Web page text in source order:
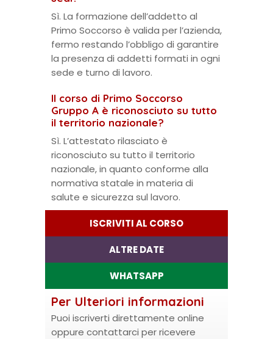
Sì. La formazione dell’addetto al
Primo Soccorso è valida per l’azienda,
fermo restando l’obbligo di garantire
la presenza di addetti formati in ogni
sede e turno di lavoro.
Il corso di Primo Soccorso
Gruppo A è riconosciuto su tutto
il territorio nazionale?
Sì. L’attestato rilasciato è
riconosciuto su tutto il territorio
nazionale, in quanto conforme alla
normativa statale in materia di
salute e sicurezza sul lavoro.
ISCRIVITI AL CORSO
ALTRE DATE
WHATSAPP
Per Ulteriori informazioni
Puoi iscriverti direttamente online
oppure contattarci per ricevere